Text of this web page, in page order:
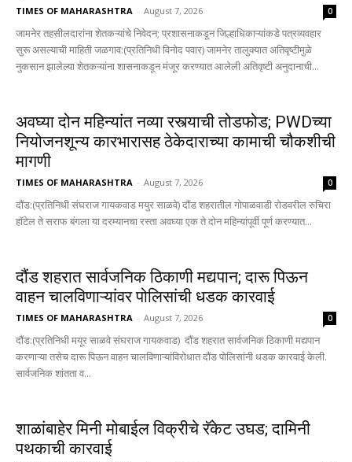
TIMES OF MAHARASHTRA - August 7, 2026 0
जामनेर तहसीलदारांना शेतकऱ्यांचे निवेदन; प्रशासनाकडून जिल्हाधिकाऱ्यांकडे पत्रव्यवहार
सुरू असल्याची माहिती जळगाव:(प्रतिनिधी विनोद पवार) जामनेर तालुक्यात अतिवृष्टीमुळे
नुकसान झालेल्या शेतकऱ्यांना शासनाकडून मंजूर करण्यात आलेली अतिवृष्टी अनुदानाची...
अवघ्या दोन महिन्यांत नव्या रस्त्याची तोडफोड; PWDच्या
नियोजनशून्य कारभारासह ठेकेदाराच्या कामाची चौकशीची
मागणी
TIMES OF MAHARASHTRA - August 7, 2026 0
दौंड:(प्रतिनिधी संघराज गायकवाड मयुर साळवे) दौंड शहरातील गोपाळवाडी रोडवरील रुचिरा
हॉटेल ते सराफ बंगला या दरम्यानचा रस्ता अवघ्या एक ते दोन महिन्यांपूर्वी पूर्ण करण्यात...
दौंड शहरात सार्वजनिक ठिकाणी मद्यपान; दारू पिऊन
वाहन चालविणाऱ्यांवर पोलिसांची धडक कारवाई
TIMES OF MAHARASHTRA - August 7, 2026 0
दौंड:(प्रतिनिधी मयूर साळवे संघराज गायकवाड) दौंड शहरात सार्वजनिक ठिकाणी मद्यपान
करणाऱ्या तसेच दारू पिऊन वाहन चालविणाऱ्यांविरोधात दौंड पोलिसांनी धडक कारवाई केली.
सार्वजनिक शांतता व...
शाळांबाहेर मिनी मोबाईल विक्रीचे रॅकेट उघड; दामिनी
पथकाची कारवाई